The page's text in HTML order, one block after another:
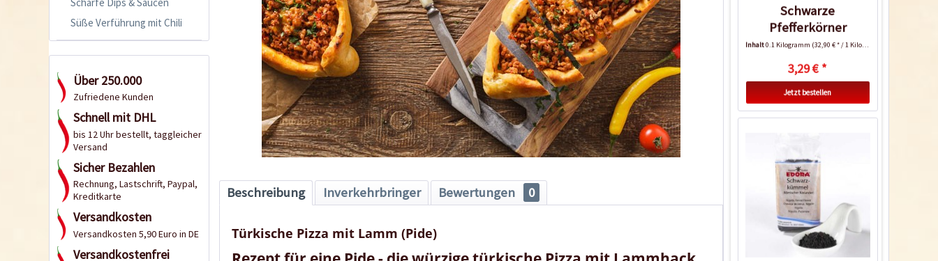
Süße Verführung mit Chili
Über 250.000
Zufriedene Kunden
Schnell mit DHL
bis 12 Uhr bestellt, taggleicher
Versand
Sicher Bezahlen
Rechnung, Lastschrift, Paypal,
Kreditkarte
Versandkosten
Versandkosten 5,90 Euro in DE
Versandkostenfrei
Beschreibung Inverkehrbringer Bewertungen 0
Türkische Pizza mit Lamm (Pide)
Schwarze
Pfefferkörner
Inhalt0.1 Kilogramm (32,90 € * / 1 Kilogramm)
3,29 € *
Jetzt bestellen